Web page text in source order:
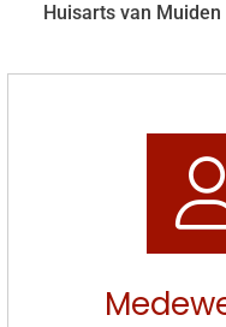
Huisarts van Muiden